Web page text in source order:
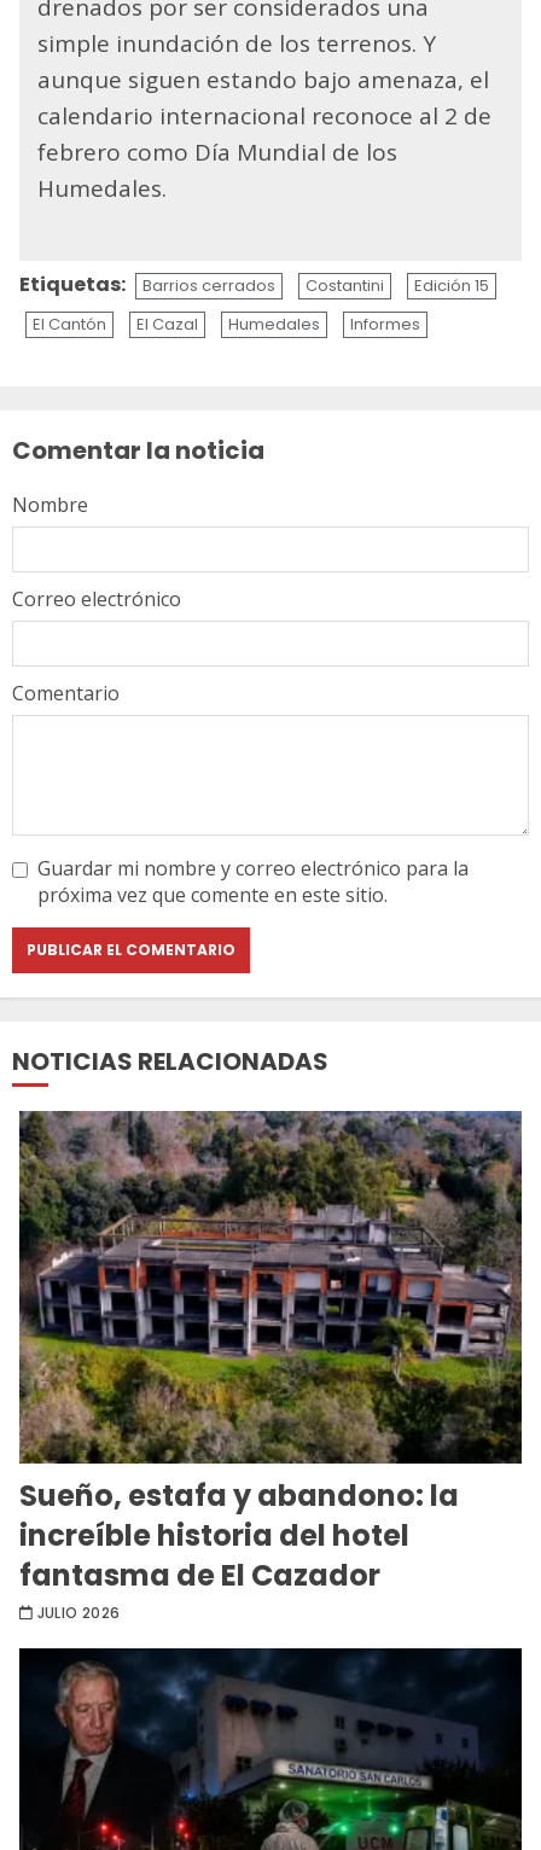
drenados por ser considerados una
simple inundación de los terrenos. Y
aunque siguen estando bajo amenaza, el
calendario internacional reconoce al 2 de
febrero como Día Mundial de los
Humedales.
Etiquetas: Barrios cerrados Costantini
Edición 15
El Cantón
El Cazal Humedales Informes
Comentar la noticia
Comentario
Nombre
Correo electrónico
Guardar mi nombre y correo electrónico para la
próxima vez que comente en este sitio.
NOTICIAS RELACIONADAS
Sueño, estafa y abandono: la
increíble historia del hotel
fantasma de El Cazador
JULIO 2026